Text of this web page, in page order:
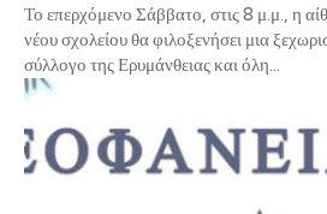
Το επερχόμενο Σάββατο, στις 8 μ.μ., η
νέου σχολείου θα φιλοξενήσει μια
σύλλογο της Ερυμάνθειας και όλη...